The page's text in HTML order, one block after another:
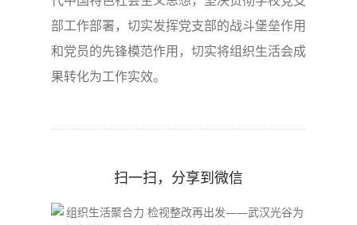
部工作部署，切实发挥党支部的战斗堡垒作用
和党员的先锋模范作用，切实将组织生活会成
果转化为工作实效。
扫一扫，分享到微信